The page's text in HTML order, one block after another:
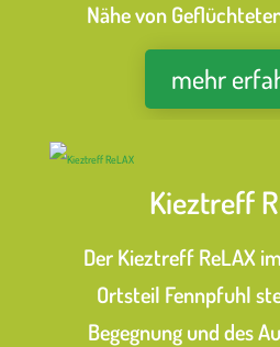
Nähe von
mehr
Kieztreff
Der Kieztreff ReLAX
Ortsteil Fennpfuhl
Begegnung und des